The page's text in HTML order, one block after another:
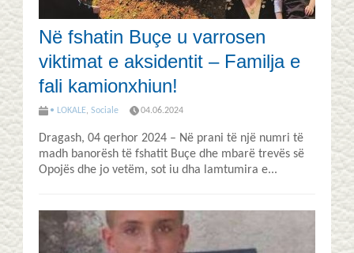
Në fshatin Buçe u varrosen
viktimat e aksidentit – Familja e
fali kamionxhiun!
• LOKALE, Sociale 04.06.2024
Dragash, 04 qerhor 2024 – Në prani të një numri të
madh banorësh të fshatit Buçe dhe mbarë trevës së
Opojës dhe jo vetëm, sot iu dha lamtumira e...